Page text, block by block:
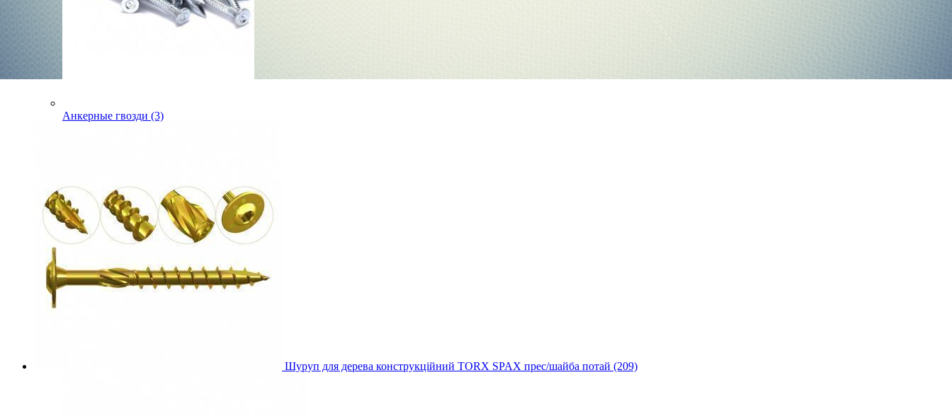
Анкерные гвозди (3)
Шуруп для дерева конструкційний TORX SPAX прес/шайба потай (209)